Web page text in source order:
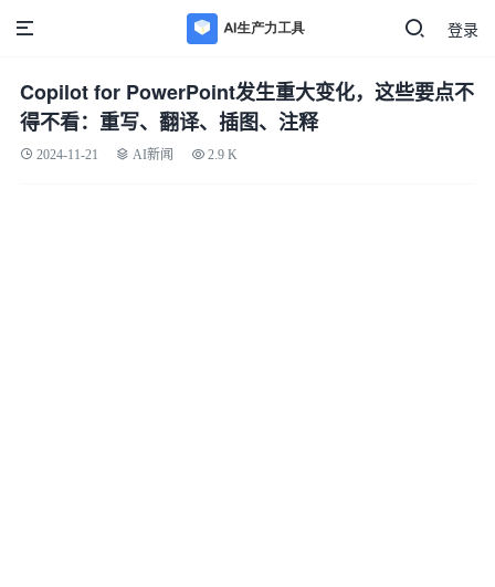
登录
Copilot for PowerPoint发生重大变化，这些要点不
得不看：重写、翻译、插图、注释
2024-11-21 AI新闻 2.9 K